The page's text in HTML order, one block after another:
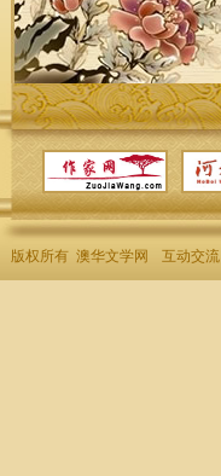
版权所有 澳华文学网 互动交流